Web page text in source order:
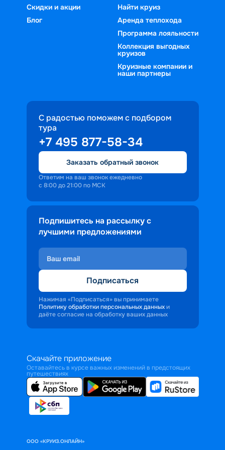
другие. Также во время круиза вас
ожидают:
интересные экскурсии в местах
остановок – некоторые из них
оплачиваются заранее, а какие-то на
борту в день проведения;
вкусное трехразовое питание – на
баров с разной кухней и напитками;
развлекательные программы на
борту.
Также вы сможете спокойно провести
время, принимая солнечные ванны,
или же просто расслабиться.
«Круиз.онлайн»!
Скидки и акции
Блог
Найти круиз
Аренда теплохода
Программа лояльности
Коллекция выгодных
круизов
Круизные компании и
наши партнеры
С радостью поможем с подбором
тура
+7 495 877-58-34
Заказать обратный звонок
Ответим на ваш звонок ежедневно
с 8:00 до 21:00 по МСК
Подпишитесь на рассылку с
лучшими предложениями
Подписаться
Нажимая «Подписаться» вы принимаете
Политику обработки персональных данных и
даёте согласие на обработку ваших данных
Скачайте приложение
Оставайтесь в курсе важных изменений в предстоящих
путешествиях
ООО «КРУИЗ.ОНЛАЙН»